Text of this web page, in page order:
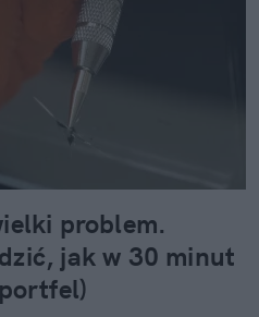
problem.
jak w 30 minut